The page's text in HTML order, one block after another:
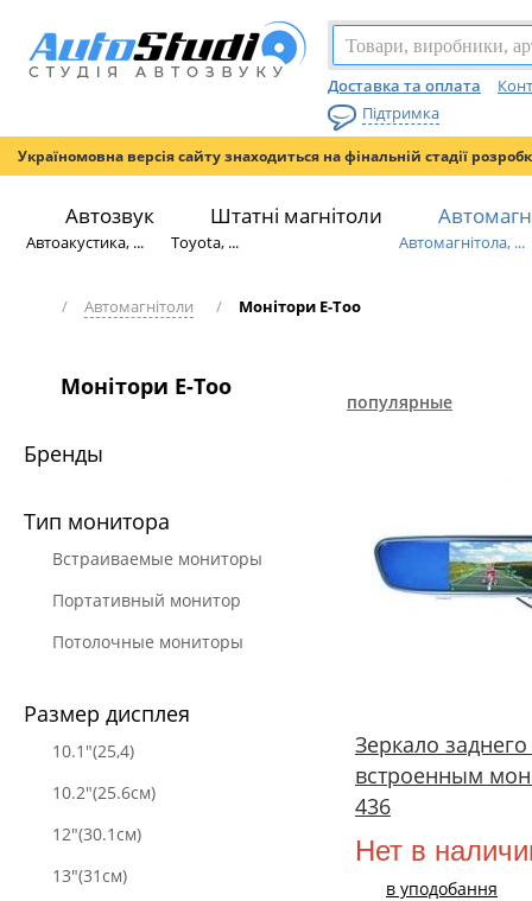
Доставка та оплата
Підтримка
Україномовна версія сайту знаходиться на фінальній стадії
Автозвук
Автоакустика, ...
Штатні магнітоли
Toyota, ... Автомагнітола, ...
/ Автомагнітоли / Монітори E-Too
Монітори E-Too
Бренды
Тип монитора
Встраиваемые мониторы
Портативный монитор
Потолочные мониторы
Размер дисплея
10.1"(25,4)
10.2"(25.6см)
12"(30.1см)
13"(31см)
популярные
Зеркало
встроенным
436
Нет в
в уподобання